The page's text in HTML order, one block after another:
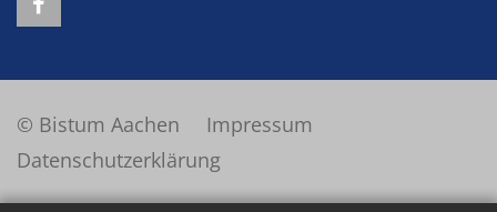
© Bistum Aachen
Impressum
Datenschutzerklärung